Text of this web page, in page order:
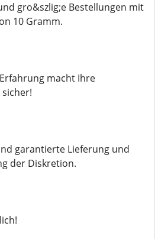
gro&szlig;e Bestellungen mit
10 Gramm.
macht Ihre
garantierte Lieferung und
der Diskretion.